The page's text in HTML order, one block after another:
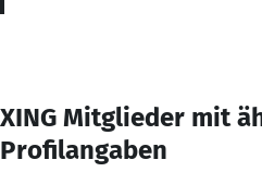
XING Mitglieder mit
Profilangaben